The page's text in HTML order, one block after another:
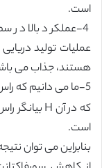
است.
4-عملکرد بالا
عملیات تولید
هستند، جذاب می
5-ما می دانیم که راس به دلیل افت فشار به شرح زیر است:
است.
بنابراین می توان